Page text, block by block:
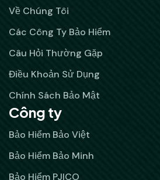
Về Chúng Tôi
Các Công Ty Bảo Hiểm
Câu Hỏi Thường Gặp
Điều Khoản Sử Dụng
Chính Sách Bảo Mật
Công ty
Bảo Hiểm Bảo Việt
Bảo Hiểm Bảo Minh
Bảo Hiểm PJICO